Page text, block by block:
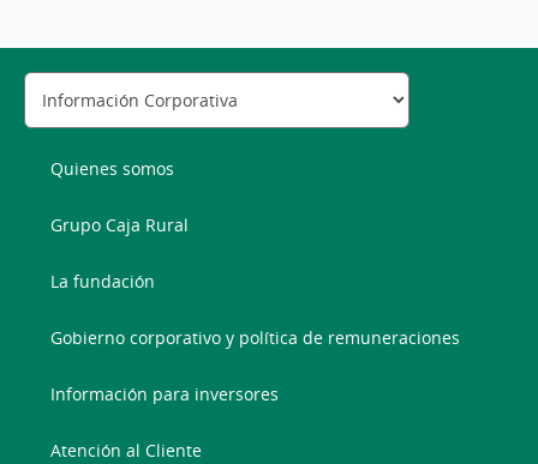
Quienes somos
Grupo Caja Rural
La fundación
Gobierno corporativo y política de remuneraciones
Información para inversores
Atención al Cliente